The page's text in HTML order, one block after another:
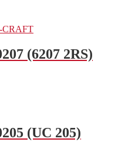
(6207 2RS)
(UC 205)